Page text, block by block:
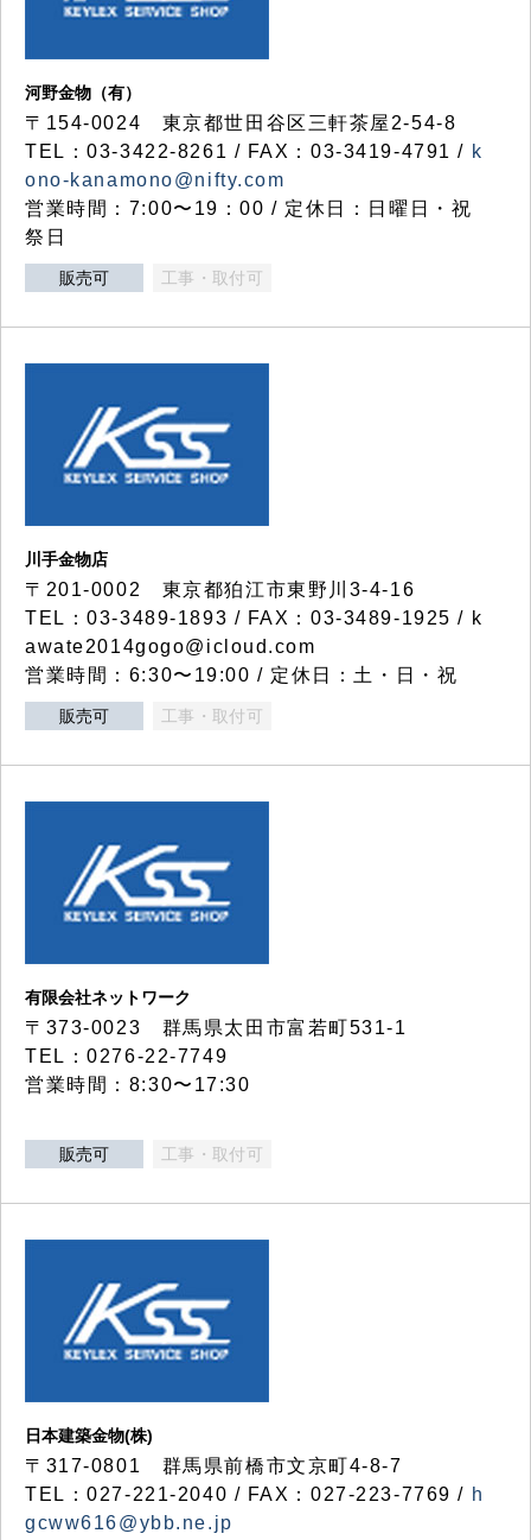
河野金物（有）
〒154-0024 東京都世田谷区三軒茶屋2-54-8
TEL：03-3422-8261 / FAX：03-3419-4791 / k
ono-kanamono@nifty.com
営業時間：7:00〜19：00 / 定休日：日曜日・祝
祭日
販売可 工事・取付可
川手金物店
〒201-0002 東京都狛江市東野川3-4-16
TEL：03-3489-1893 / FAX：03-3489-1925 / k
awate2014gogo@icloud.com
営業時間：6:30〜19:00 / 定休日：土・日・祝
販売可 工事・取付可
有限会社ネットワーク
〒373-0023 群馬県太田市富若町531-1
TEL：0276-22-7749
営業時間：8:30〜17:30
販売可 工事・取付可
日本建築金物(株)
〒317‐0801 群馬県前橋市文京町4-8-7
TEL：027-221-2040 / FAX：027-223-7769 / h
gcww616@ybb.ne.jp